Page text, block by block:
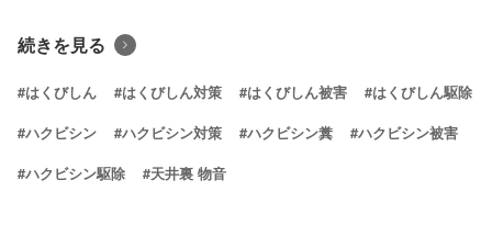
続きを見る
#はくびしん #はくびしん対策 #はくびしん被害 #はくびしん駆除
#ハクビシン #ハクビシン対策 #ハクビシン糞 #ハクビシン被害
#ハクビシン駆除 #天井裏 物音